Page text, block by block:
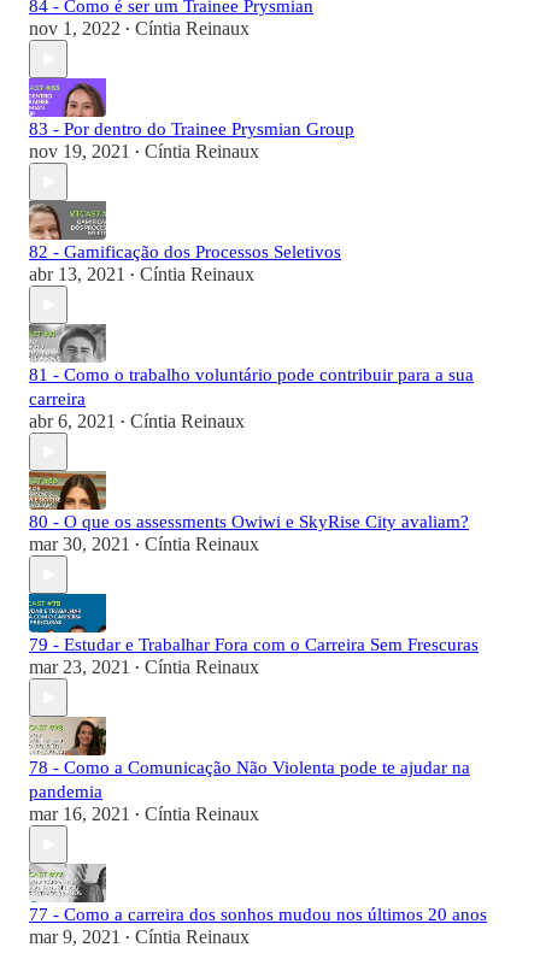
84 - Como é ser um Trainee Prysmian
nov 1, 2022 • Cíntia Reinaux
83 - Por dentro do Trainee Prysmian Group
nov 19, 2021 • Cíntia Reinaux
82 - Gamificação dos Processos Seletivos
abr 13, 2021 • Cíntia Reinaux
81 - Como o trabalho voluntário pode contribuir para a sua
carreira
abr 6, 2021 • Cíntia Reinaux
80 - O que os assessments Owiwi e SkyRise City avaliam?
mar 30, 2021 • Cíntia Reinaux
79 - Estudar e Trabalhar Fora com o Carreira Sem Frescuras
mar 23, 2021 • Cíntia Reinaux
78 - Como a Comunicação Não Violenta pode te ajudar na
pandemia
mar 16, 2021 • Cíntia Reinaux
77 - Como a carreira dos sonhos mudou nos últimos 20 anos
mar 9, 2021 • Cíntia Reinaux